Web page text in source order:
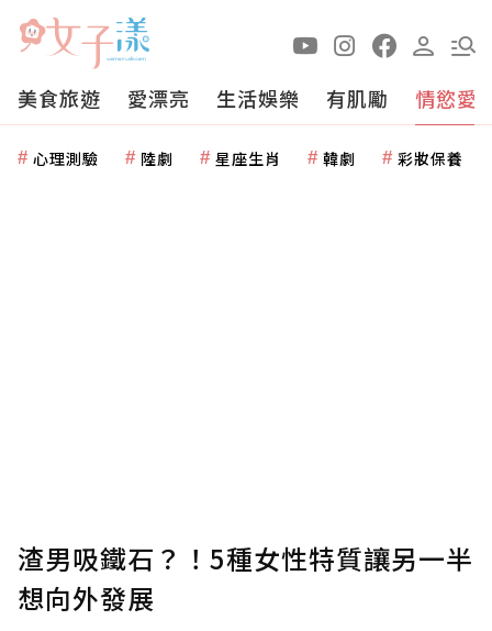
美食旅遊 愛漂亮 生活娛樂 有肌勵 情慾愛
心理測驗 陸劇 星座生肖 韓劇 彩妝保養
渣男吸鐵石？！5種女性特質讓另一半
想向外發展